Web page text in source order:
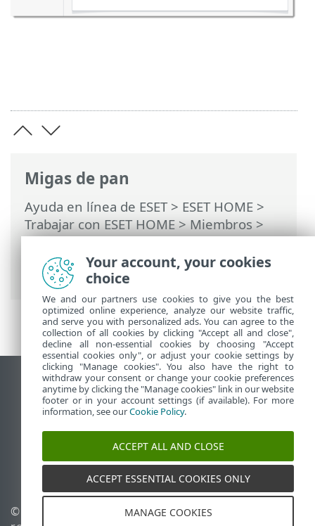
Migas de pan
Ayuda en línea de ESET> ESET HOME >
Trabajar con ESET HOME>Miembros>
Funciones de ESET asignadas a los
miembros>Anti-Theft> Dispositivos
protegidos por Anti-Theft
> Optimización
Ver sitio del escritorio
End of Life
Base de conocimiento de ESET
Foro de ESET
ESET Status Portal
Soporte regional
© 1992 - 2026 ESET, spol. s
Administrar perfiles
Your account, your cookies
choice
We and our partners use cookies to give you the best
optimized online experience, analyze our website traffic,
and serve you with personalized ads. You can agree to the
collection of all cookies by clicking "Accept all and close",
decline all non-essential cookies by choosing "Accept
essential cookies only", or adjust your cookie settings by
clicking "Manage cookies". You also have the right to
withdraw your consent or change your cookie preferences
anytime by clicking the "Manage cookies" link in our website
footer or in your account settings (if available). For more
information, see ourCookie Policy.
ACCEPT ALL AND CLOSE
ACCEPT ESSENTIAL COOKIES ONLY
MANAGE COOKIES